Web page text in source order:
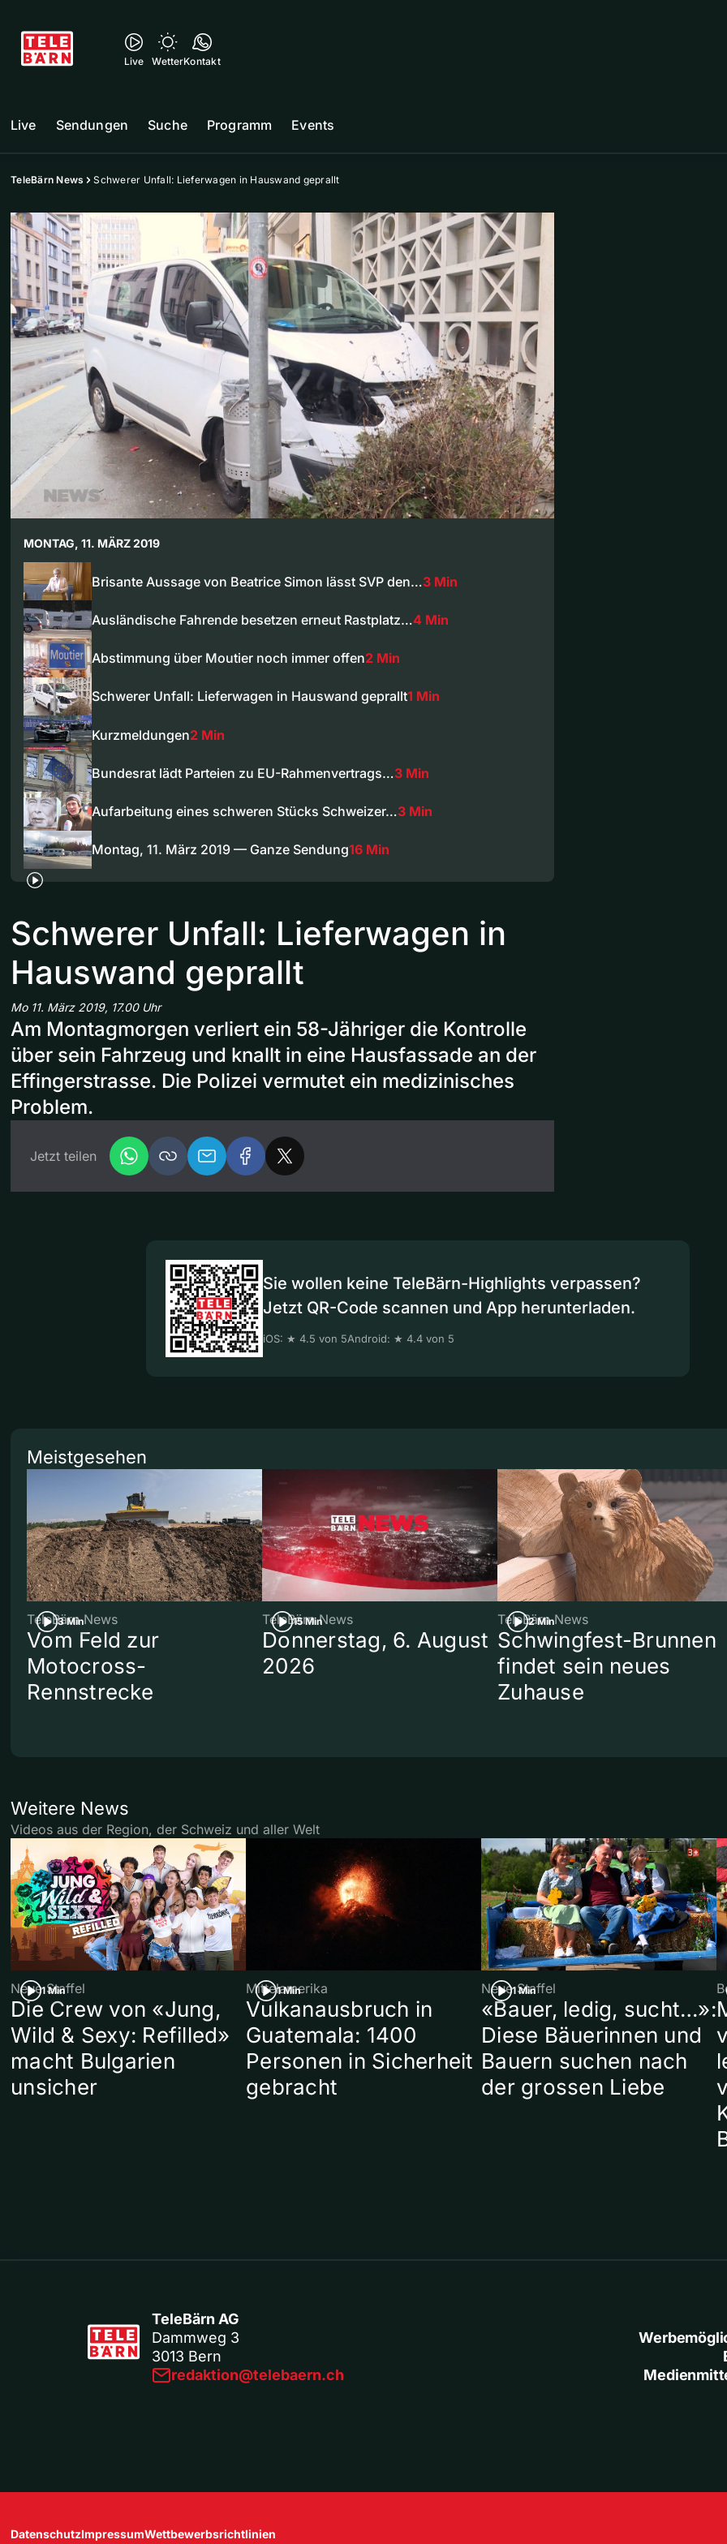
Live WetterKontakt
Live Sendungen Suche Programm Events
TeleBärn News Schwerer Unfall: Lieferwagen in Hauswand geprallt
MONTAG, 11. MÄRZ 2019
Brisante Aussage von Beatrice Simon lässt SVP den…3 Min
Ausländische Fahrende besetzen erneut Rastplatz…4 Min
Abstimmung über Moutier noch immer offen2 Min
Schwerer Unfall: Lieferwagen in Hauswand geprallt1 Min
Kurzmeldungen2 Min
Bundesrat lädt Parteien zu EU-Rahmenvertrags…3 Min
Aufarbeitung eines schweren Stücks Schweizer…3 Min
Montag, 11. März 2019 — Ganze Sendung16 Min
Schwerer Unfall: Lieferwagen in
Hauswand geprallt
Mo 11. März 2019, 17.00 Uhr
Am Montagmorgen verliert ein 58-Jähriger die Kontrolle
über sein Fahrzeug und knallt in eine Hausfassade an der
Effingerstrasse. Die Polizei vermutet ein medizinisches
Problem.
Jetzt teilen
Sie wollen keine TeleBärn-Highlights verpassen?
Jetzt QR-Code scannen und App herunterladen.
iOS: ★ 4.5 von 5Android: ★ 4.4 von 5
Meistgesehen
3 Min
TeleBärn News
Vom Feld zur
Motocross-
Rennstrecke
15 Min
TeleBärn News
Donnerstag, 6. August
2026
2 Min
TeleBärn News
Schwingfest-Brunnen
findet sein neues
Zuhause
Weitere News
Videos aus der Region, der Schweiz und aller Welt
1 Min
Neue Staffel
Die Crew von «Jung,
Wild & Sexy: Refilled»
macht Bulgarien
unsicher
1 Min
Mittelamerika
Vulkanausbruch in
Guatemala: 1400
Personen in Sicherheit
gebracht
1 Min
Neue Staffel
«Bauer, ledig, sucht…»:
Diese Bäuerinnen und
Bauern suchen nach
der grossen Liebe
TeleBärn AG
Dammweg 3
3013 Bern
redaktion@telebaern.ch
DatenschutzImpressumWettbewerbsrichtlinien